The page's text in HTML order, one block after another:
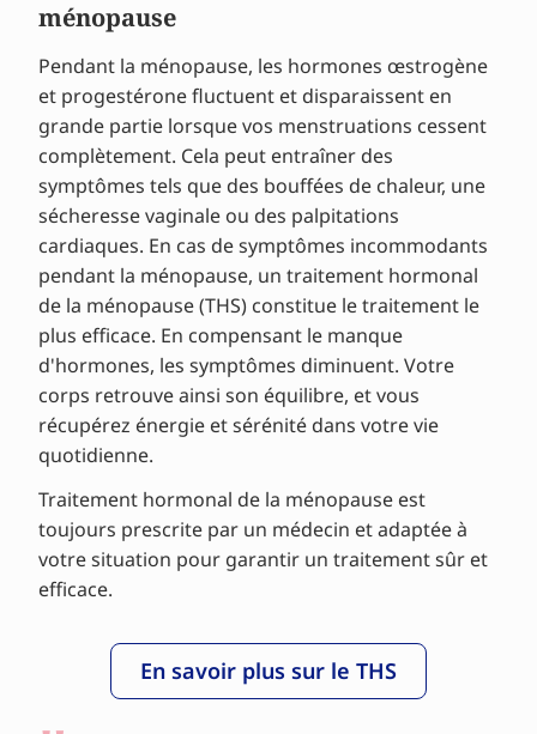
ménopause
Pendant la ménopause, les hormones œstrogène
et progestérone fluctuent et disparaissent en
grande partie lorsque vos menstruations cessent
complètement. Cela peut entraîner des
symptômes tels que des bouffées de chaleur, une
sécheresse vaginale ou des palpitations
cardiaques. En cas de symptômes incommodants
pendant la ménopause, un traitement hormonal
de la ménopause (THS) constitue le traitement le
plus efficace. En compensant le manque
d'hormones, les symptômes diminuent. Votre
corps retrouve ainsi son équilibre, et vous
récupérez énergie et sérénité dans votre vie
quotidienne.
Traitement hormonal de la ménopause est
toujours prescrite par un médecin et adaptée à
votre situation pour garantir un traitement sûr et
efficace.
En savoir plus sur le THS